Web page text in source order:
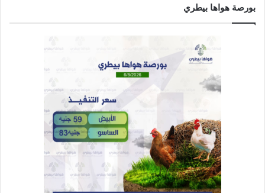
بورصة هواها بيطري